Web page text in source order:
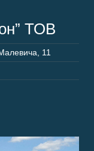
ТОВ
11